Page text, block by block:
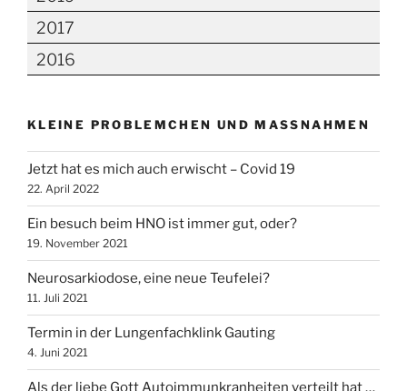
2017
2016
KLEINE PROBLEMCHEN UND MASSNAHMEN
Jetzt hat es mich auch erwischt – Covid 19
22. April 2022
Ein besuch beim HNO ist immer gut, oder?
19. November 2021
Neurosarkiodose, eine neue Teufelei?
11. Juli 2021
Termin in der Lungenfachklink Gauting
4. Juni 2021
Als der liebe Gott Autoimmunkranheiten verteilt hat …